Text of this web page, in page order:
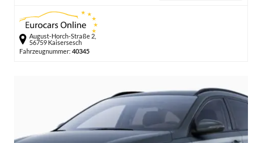
August-Horch-Straße 2,
56759 Kaisersesch
Fahrzeugnummer: 40345